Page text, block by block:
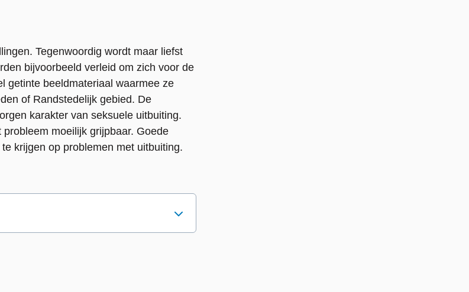
Tegenwoordig wordt maar liefst
bijvoorbeeld verleid om zich voor de
getinte beeldmateriaal waarmee ze
of Randstedelijk gebied. De
karakter van seksuele uitbuiting.
moeilijk grijpbaar. Goede
krijgen op problemen met uitbuiting.